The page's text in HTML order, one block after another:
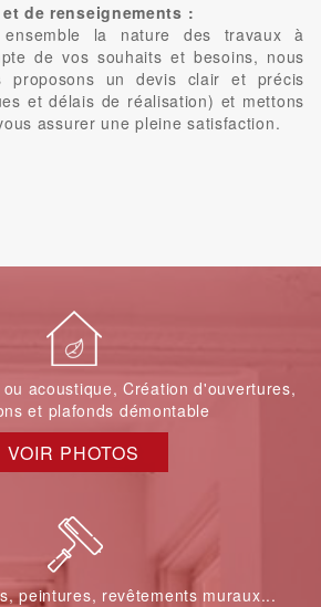
et de renseignements :
la nature des travaux à
de vos souhaits et besoins, nous
proposons un devis clair et précis
et délais de réalisation) et mettons
assurer une pleine satisfaction.
acoustique, Création d'ouvertures,
et plafonds démontable
VOIR PHOTOS
peintures, revêtements muraux...